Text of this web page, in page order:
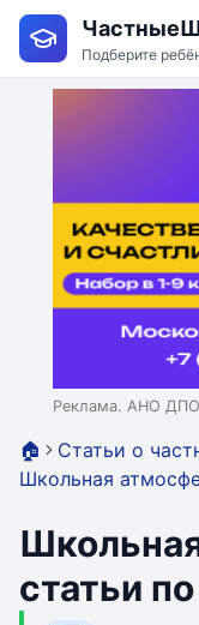
Подберите
Реклама. АНО
🏠
Статьи о
Школьная
статьи